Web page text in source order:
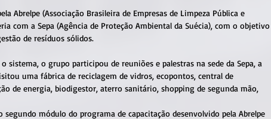
Abrelpe (Associação Brasileira de Empresas de Limpeza Pública e
com a Sepa (Agência de Proteção Ambiental da Suécia), com o objetivo
de resíduos sólidos.
sistema, o grupo participou de reuniões e palestras na sede da Sepa, a
uma fábrica de reciclagem de vidros, ecopontos, central de
de energia, biodigestor, aterro sanitário, shopping de segunda mão,
módulo do programa de capacitação desenvolvido pela Abrelpe